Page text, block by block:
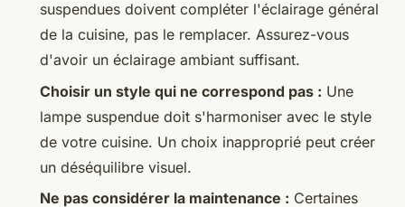
suspendues doivent compléter l'éclairage général
de la cuisine, pas le remplacer. Assurez-vous
d'avoir un éclairage ambiant suffisant.
Choisir un style qui ne correspond pas : Une
lampe suspendue doit s'harmoniser avec le style
de votre cuisine. Un choix inapproprié peut créer
un déséquilibre visuel.
Ne pas considérer la maintenance : Certaines